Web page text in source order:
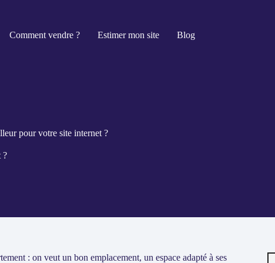
Comment vendre ? Estimer mon site Blog
pour votre site internet ?
?
: on veut un bon emplacement, un espace adapté à ses